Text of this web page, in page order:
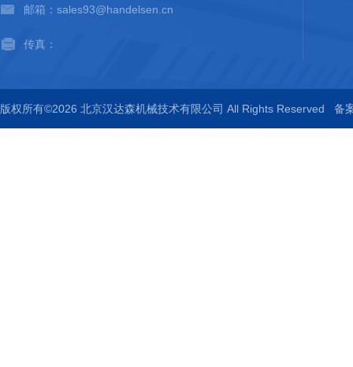
邮箱：sales93@handelsen.cn
传真：
版权所有©2026 北京汉达森机械技术有限公司 All Rights Reserved 备